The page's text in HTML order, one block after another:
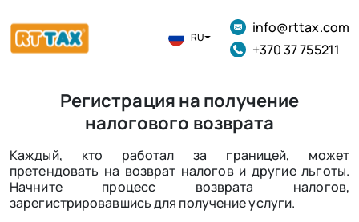
RU
info@rttax.com
+370 37 755211
Регистрация на получение
налогового возврата
Каждый, кто работал за границей, может
претендовать на возврат налогов и другие льготы.
Начните процесс возврата налогов,
зарегистрировавшись для получение услуги.